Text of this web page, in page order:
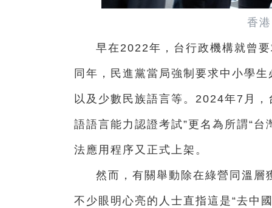
香
早在2022年，台行政機構就曾
同年，民進黨當局強制要求中小學
以及少數民族語言等。2024年7月
語語言能力認證考試”更名為所謂“
法應用程序又正式上架。
然而，有關舉動除在綠營同溫層
不少眼明心亮的人士直指這是“去中